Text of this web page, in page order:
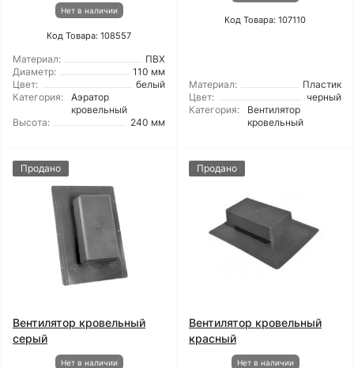
Нет в наличии
Код Товара: 108557
Материал:
ПВХ
Диаметр:
110 мм
Цвет:
белый
Категория:
Аэратор
кровельный
Высота:
240 мм
Код Товара: 107110
Материал:
Пластик
Цвет:
черный
Категория:
Вентилятор
кровельный
Продано
Вентилятор кровельный
серый
Нет в наличии
Продано
Вентилятор кровельный
красный
Нет в наличии